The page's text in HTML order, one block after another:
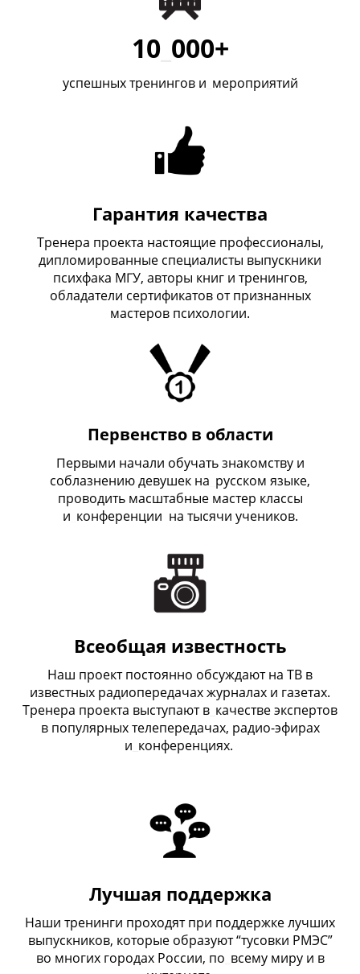
10_ 000+
успешных тренингов и мероприятий
Гарантия качества
Тренера проекта настоящие профессионалы,
дипломированные специалисты выпускники
психфака МГУ, авторы книг и тренингов,
обладатели сертификатов от признанных
мастеров психологии.
Первенство в области
Первыми начали обучать знакомству и
соблазнению девушек на русском языке,
проводить масштабные мастер классы
и конференции на тысячи учеников.
Всеобщая известность
Наш проект постоянно обсуждают на ТВ в
известных радиопередачах журналах и газетах.
Тренера проекта выступают в качестве экспертов
в популярных телепередачах, радио-эфирах
и конференциях.
Лучшая поддержка
Наши тренинги проходят при поддержке лучших
выпускников, которые образуют “тусовки РМЭС”
во многих городах России, по всему миру и в